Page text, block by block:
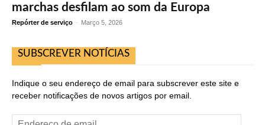
marchas desfilam ao som da Europa
Repórter de serviço - Março 5, 2026
SUBSCREVER NOTÍCIAS
Indique o seu endereço de email para subscrever este site e
receber notificações de novos artigos por email.
Endereço